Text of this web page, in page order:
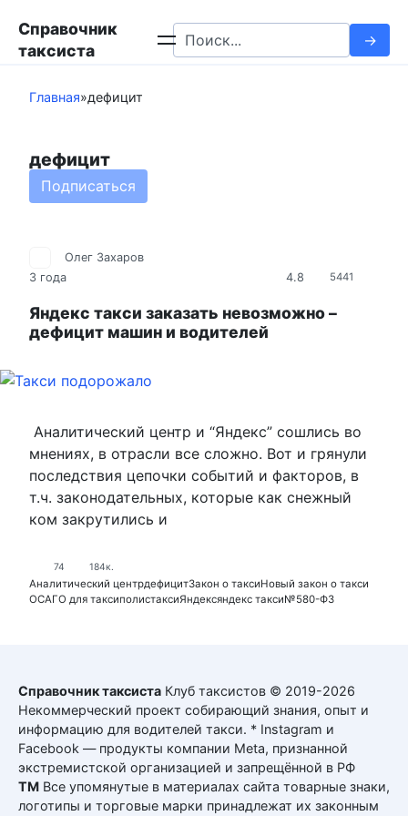
контенту
Справочник
таксиста
Search
for:
Главная»дефицит
дефицит
Подписаться
5441
4.8
Олег Захаров
3 года
Яндекс такси заказать невозможно –
дефицит машин и водителей
Аналитический центр и “Яндекс” сошлись во
мнениях, в отрасли все сложно. Вот и грянули
последствия цепочки событий и факторов, в
т.ч. законодательных, которые как снежный
ком закрутились и
74 184к.
Аналитический центрдефицитЗакон о таксиНовый закон о такси
ОСАГО для таксиполистаксиЯндексяндекс такси№580-ФЗ
Справочник таксиста Клуб таксистов © 2019-2026
Некоммерческий проект собирающий знания, опыт и
информацию для водителей такси. * Instagram и
Facebook — продукты компании Meta, признанной
экстремистской организацией и запрещённой в РФ
ТМ Все упомянутые в материалах сайта товарные знаки,
логотипы и торговые марки принадлежат их законным